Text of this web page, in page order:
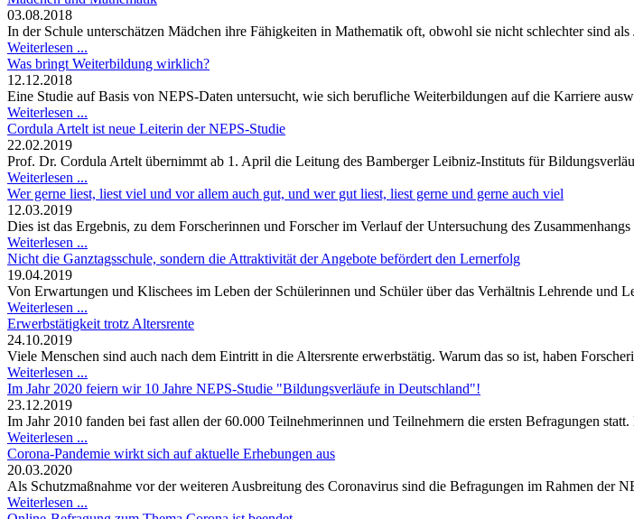
03.08.2018
In der Schule unterschätzen Mädchen ihre Fähigkeiten in Mathematik oft, obwohl sie nicht schlechter sind
Weiterlesen ...
Was bringt Weiterbildung wirklich?
12.12.2018
Eine Studie auf Basis von NEPS-Daten untersucht, wie sich berufliche Weiterbildungen auf die Karriere
Weiterlesen ...
Cordula Artelt ist neue Leiterin der NEPS-Studie
22.02.2019
Prof. Dr. Cordula Artelt übernimmt ab 1. April die Leitung des Bamberger Leibniz-Instituts für
Weiterlesen ...
Wer gerne liest, liest viel und vor allem auch gut, und wer gut liest, liest gerne und gerne auch viel
12.03.2019
Dies ist das Ergebnis, zu dem Forscherinnen und Forscher im Verlauf der Untersuchung des
Weiterlesen ...
Nicht die Ganztagsschule, sondern die Attraktivität der Angebote befördert den Lernerfolg
19.04.2019
Von Erwartungen und Klischees im Leben der Schülerinnen und Schüler über das Verhältnis Lehrende und
Weiterlesen ...
Erwerbstätigkeit trotz Altersrente
24.10.2019
Viele Menschen sind auch nach dem Eintritt in die Altersrente erwerbstätig. Warum das so ist, haben
Weiterlesen ...
Im Jahr 2020 feiern wir 10 Jahre NEPS-Studie "Bildungsverläufe in Deutschland"!
23.12.2019
Im Jahr 2010 fanden bei fast allen der 60.000 Teilnehmerinnen und Teilnehmern die ersten Befragungen
Weiterlesen ...
Corona-Pandemie wirkt sich auf aktuelle Erhebungen aus
20.03.2020
Als Schutzmaßnahme vor der weiteren Ausbreitung des Coronavirus sind die Befragungen im Rahmen der
Weiterlesen ...